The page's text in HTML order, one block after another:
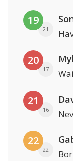
19
21
20
17
21
16
22
22